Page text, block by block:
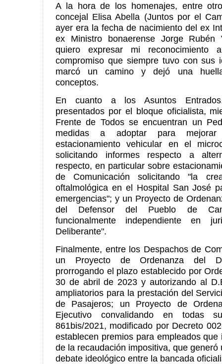
A la hora de los homenajes, entre
concejal Elisa Abella (Juntos por el
ayer era la fecha de nacimiento del ex
ex Ministro bonaerense Jorge Rubén
quiero expresar mi
compromiso que siempre tuvo con sus
marcó un camino y dejó una
conceptos.
En cuanto a los Asuntos
presentados por el bloque oficialista,
Frente de Todos se encuentran un
medidas a adoptar para
estacionamiento vehicular en el
solicitando informes respecto a
respecto, en particular sobre
de Comunicación solicitando "la
oftalmológica en el Hospital San José
emergencias"; y un Proyecto de
del Defensor del Pueblo de
funcionalmente independiente en
Deliberante".
Finalmente, entre los Despachos de
un Proyecto de Ordenanza del
prorrogando el plazo establecido por
30 de abril de 2023 y autorizando al
ampliatorios para la prestación del
de Pasajeros; un Proyecto de
Ejecutivo convalidando en todas
861bis/2021, modificado por Decreto
establecen premios para empleados
de la recaudación impositiva, que
debate ideológico entre la bancada